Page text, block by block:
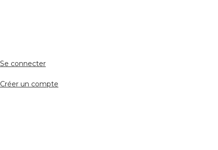
Se connecter
Créer un compte